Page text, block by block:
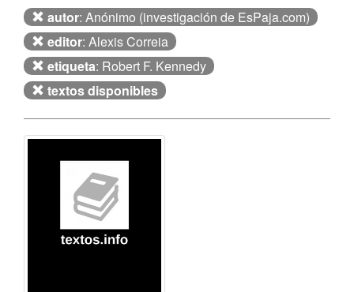
autor: Anónimo (investigación de EsPaja.com)
editor: Alexis Correia
etiqueta: Robert F. Kennedy
textos disponibles